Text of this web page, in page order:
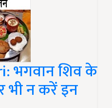
भगवान शिव के
न करें इन